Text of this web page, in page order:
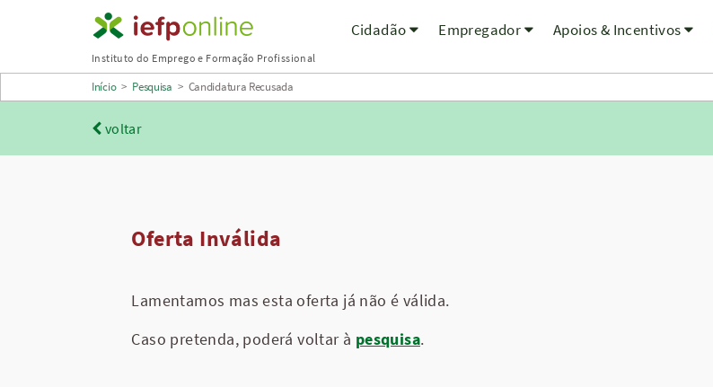
Instituto do Emprego e Formação Profissional
Cidadão Empregador Apoios & Incentivos
Início > Pesquisa > Candidatura Recusada
voltar
Oferta Inválida
Lamentamos mas esta oferta já não é válida.
Caso pretenda, poderá voltar à pesquisa.